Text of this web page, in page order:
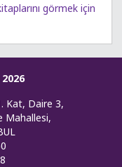
görmek için
Kat, Daire 3,
Mahallesi,